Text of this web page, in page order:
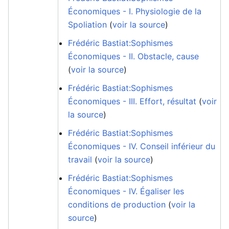
Économiques - I. Physiologie de la
Spoliation (voir la source)
Frédéric Bastiat:Sophismes
Économiques - II. Obstacle, cause
(voir la source)
Frédéric Bastiat:Sophismes
Économiques - III. Effort, résultat (voir
la source)
Frédéric Bastiat:Sophismes
Économiques - IV. Conseil inférieur du
travail (voir la source)
Frédéric Bastiat:Sophismes
Économiques - IV. Égaliser les
conditions de production (voir la
source)